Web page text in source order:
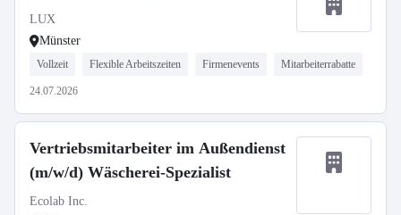
LUX
Münster
Vollzeit Flexible Arbeitszeiten Firmenevents Mitarbeiterrabatte
24.07.2026
Vertriebsmitarbeiter im Außendienst
(m/w/d) Wäscherei-Spezialist
Ecolab Inc.